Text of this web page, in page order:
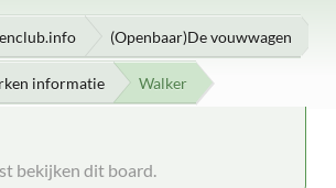
(Openbaar)De vouwwagen
informatie Walker
bekijken dit board.